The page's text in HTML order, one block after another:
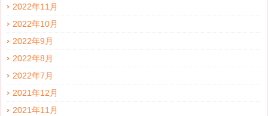
2022年11月
2022年10月
2022年9月
2022年8月
2022年7月
2021年12月
2021年11月